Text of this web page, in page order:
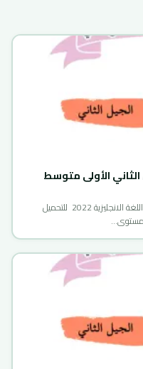
الأولى متوسط
مواضيع فروض للفصل الثاني الأولى متوسط اللغة الانجليزية 2022 للتحميل